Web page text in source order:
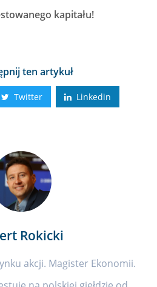
kapitału!
ten artykuł
Twitter Linkedin
Rokicki
akcji. Magister Ekonomii.